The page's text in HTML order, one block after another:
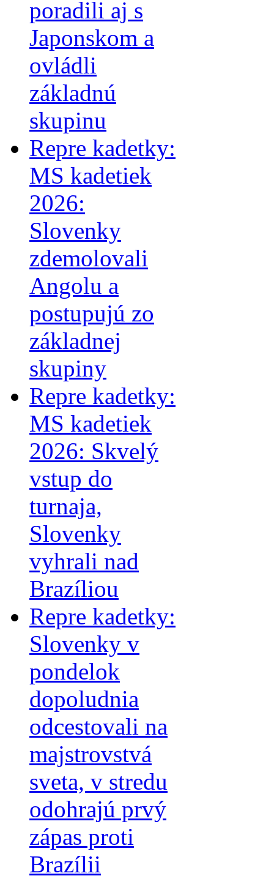
poradili aj s
Japonskom a
ovládli
základnú
skupinu
Repre kadetky:
MS kadetiek
2026:
Slovenky
zdemolovali
Angolu a
postupujú zo
základnej
skupiny
Repre kadetky:
MS kadetiek
2026: Skvelý
vstup do
turnaja,
Slovenky
vyhrali nad
Brazíliou
Repre kadetky:
Slovenky v
pondelok
dopoludnia
odcestovali na
majstrovstvá
sveta, v stredu
odohrajú prvý
zápas proti
Brazílii